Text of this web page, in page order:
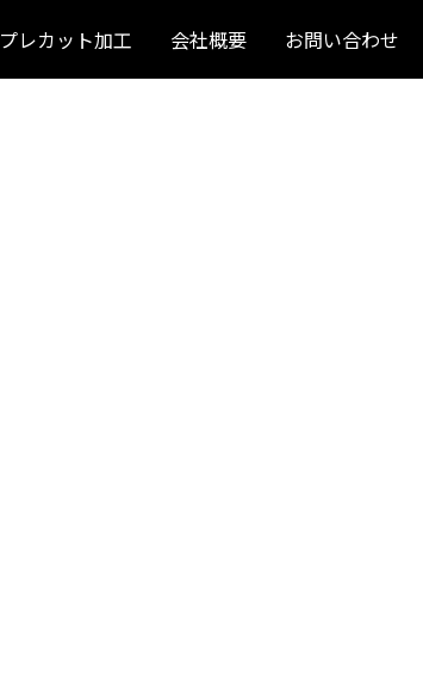
プレカット加工 会社概要 お問い合わせ